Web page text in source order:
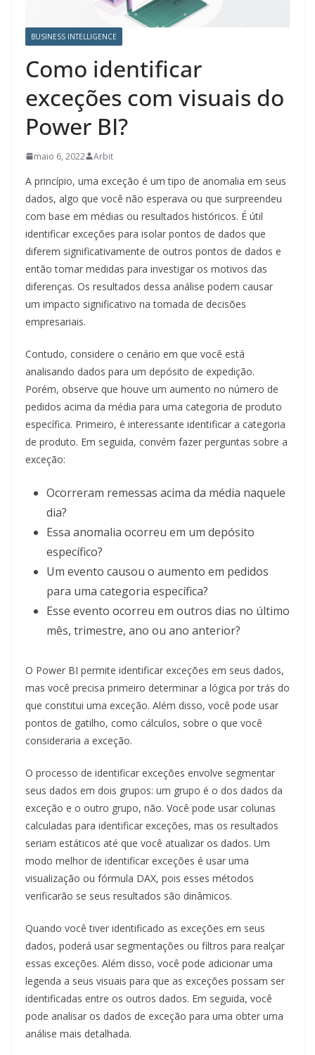
BUSINESS INTELLIGENCE
Como identificar
exceções com visuais do
Power BI?
maio 6, 2022 Arbit
A princípio, uma exceção é um tipo de anomalia em seus
dados, algo que você não esperava ou que surpreendeu
com base em médias ou resultados históricos. É útil
identificar exceções para isolar pontos de dados que
diferem significativamente de outros pontos de dados e
então tomar medidas para investigar os motivos das
diferenças. Os resultados dessa análise podem causar
um impacto significativo na tomada de decisões
empresariais.
Contudo, considere o cenário em que você está
analisando dados para um depósito de expedição.
Porém, observe que houve um aumento no número de
pedidos acima da média para uma categoria de produto
específica. Primeiro, é interessante identificar a categoria
de produto. Em seguida, convém fazer perguntas sobre a
exceção:
Ocorreram remessas acima da média naquele
dia?
Essa anomalia ocorreu em um depósito
específico?
Um evento causou o aumento em pedidos
para uma categoria específica?
Esse evento ocorreu em outros dias no último
mês, trimestre, ano ou ano anterior?
O Power BI permite identificar exceções em seus dados,
mas você precisa primeiro determinar a lógica por trás do
que constitui uma exceção. Além disso, você pode usar
pontos de gatilho, como cálculos, sobre o que você
consideraria a exceção.
O processo de identificar exceções envolve segmentar
seus dados em dois grupos: um grupo é o dos dados da
exceção e o outro grupo, não. Você pode usar colunas
calculadas para identificar exceções, mas os resultados
seriam estáticos até que você atualizar os dados. Um
modo melhor de identificar exceções é usar uma
visualização ou fórmula DAX, pois esses métodos
verificarão se seus resultados são dinâmicos.
Quando você tiver identificado as exceções em seus
dados, poderá usar segmentações ou filtros para realçar
essas exceções. Além disso, você pode adicionar uma
legenda a seus visuais para que as exceções possam ser
identificadas entre os outros dados. Em seguida, você
pode analisar os dados de exceção para uma obter uma
análise mais detalhada.